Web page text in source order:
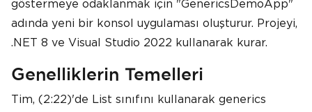
göstermeye odaklanmak için "GenericsDemoApp"
adında yeni bir konsol uygulaması oluşturur. Projeyi,
.NET 8 ve Visual Studio 2022 kullanarak kurar.
Genelliklerin Temelleri
Tim, (2:22)'de List sınıfını kullanarak generics